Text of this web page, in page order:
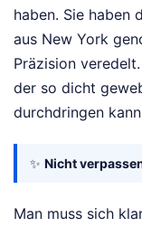
haben. Sie haben
aus New York
Präzision
der so dicht
durchdringen
✨ Nicht
Man muss sich